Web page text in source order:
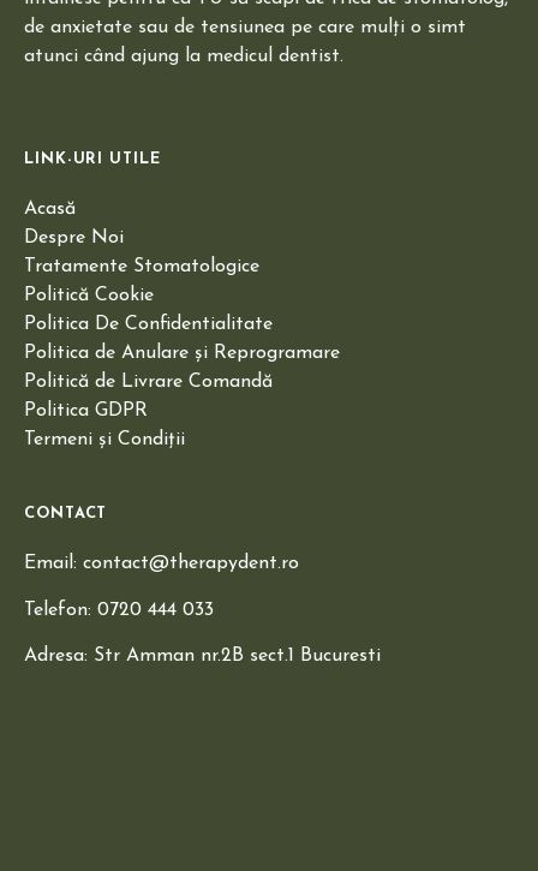
de anxietate sau de tensiunea pe care mulți o simt
atunci când ajung la medicul dentist.
LINK-URI UTILE
Acasă
Despre Noi
Tratamente Stomatologice
Politică Cookie
Politica De Confidentialitate
Politica de Anulare și Reprogramare
Politică de Livrare Comandă
Politica GDPR
Termeni și Condiții
CONTACT
Email: contact@therapydent.ro
Telefon: 0720 444 033
Adresa: Str Amman nr.2B sect.1 Bucuresti